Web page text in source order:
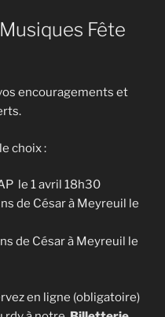
Fête
encouragements et
choix :
le 1 avril 18h30
de César à Meyreuil le
de César à Meyreuil le
en ligne (obligatoire)